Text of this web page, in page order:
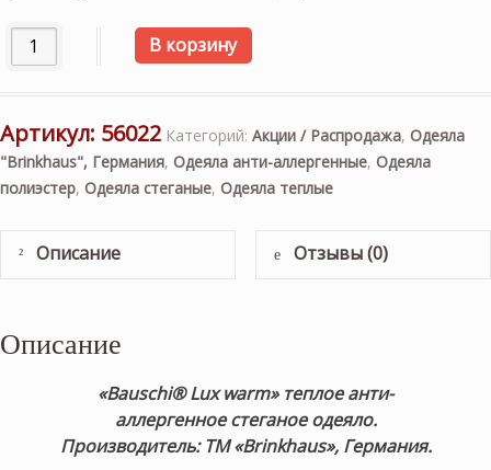
Количество товара «Bauschi® Lux warm» 200х200см.
В корзину
Артикул: 56022 Категорий: Акции / Распродажа, Одеяла
"Brinkhaus", Германия, Одеяла анти-аллергенные, Одеяла
полиэстер, Одеяла стеганые, Одеяла теплые
Описание Отзывы (0)
Описание
«Bauschi® Lux warm» теплое анти-
аллергенное стеганоеодеяло.
Производитель: ТМ «Brinkhaus», Германия.